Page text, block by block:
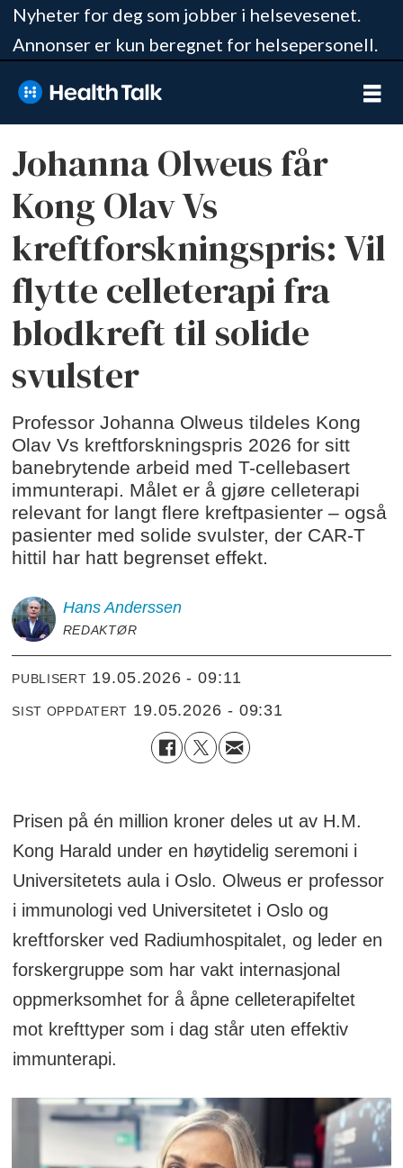
Nyheter for deg som jobber i helsevesenet.
Annonser er kun beregnet for helsepersonell.
Johanna Olweus får
Kong Olav Vs
kreftforskningspris: Vil
flytte celleterapi fra
blodkreft til solide
svulster
Professor Johanna Olweus tildeles Kong
Olav Vs kreftforskningspris 2026 for sitt
banebrytende arbeid med T-cellebasert
immunterapi. Målet er å gjøre celleterapi
relevant for langt flere kreftpasienter – også
pasienter med solide svulster, der CAR-T
hittil har hatt begrenset effekt.
Hans Anderssen
REDAKTØR
PUBLISERT 19.05.2026 - 09:11
SIST OPPDATERT 19.05.2026 - 09:31
Prisen på én million kroner deles ut av H.M.
Kong Harald under en høytidelig seremoni i
Universitetets aula i Oslo. Olweus er professor
i immunologi ved Universitetet i Oslo og
kreftforsker ved Radiumhospitalet, og leder en
forskergruppe som har vakt internasjonal
oppmerksomhet for å åpne celleterapifeltet
mot krefttyper som i dag står uten effektiv
immunterapi.